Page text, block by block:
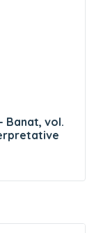
Banat, vol.